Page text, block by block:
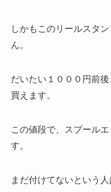
しかもこのリールスタ
ん。
だいたい１０００円前
買えます。
この値段で、スプール
す。
まだ付けてないという